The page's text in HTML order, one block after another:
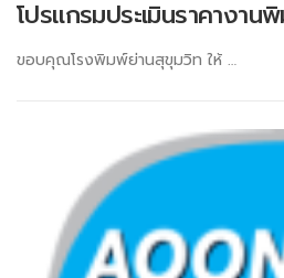
โปรแกรมประเมินราคางาน
ขอบคุณโรงพิมพ์ย่านสุขุมวิท ให้ …